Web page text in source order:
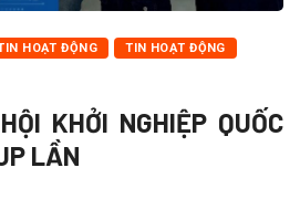
HOẠT ĐỘNG TIN HOẠT ĐỘNG
KHỞI NGHIỆP QUỐC
LẦN